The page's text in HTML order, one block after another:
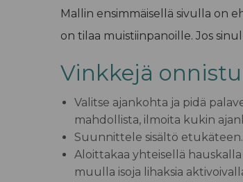
Mallin ensimmäisellä sivulla on
on tilaa muistiinpanoille. Jos
Vinkkejä
Valitse ajankohta ja pidä
mahdollista, ilmoita kukin
Suunnittele sisältö etukäteen.
Aloittakaa yhteisellä
muulla isoja lihaksia